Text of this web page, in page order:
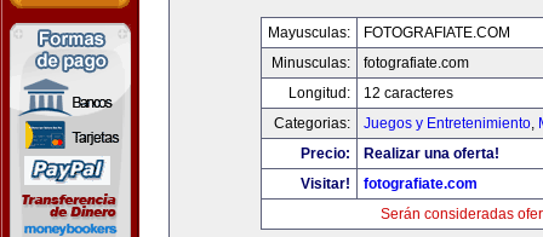
Mayusculas:
FOTOGRAFIATE.COM
Minusculas:
fotografiate.com
Longitud:
12 caracteres
Categorias:
Juegos y Entretenimiento,
Precio:
Realizar una oferta!
Visitar!
fotografiate.com
Serán consideradas